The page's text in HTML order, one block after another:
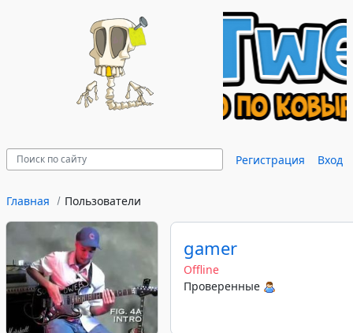
Регистрация Вход
Главная Пользователи
gamer
Offline
Проверенные